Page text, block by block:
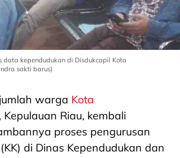
data kependudukan di Disdukcapil Kota
sakti barus)
warga Kota
, Kepulauan Riau, kembali
proses pengurusan
di Dinas Kependudukan dan